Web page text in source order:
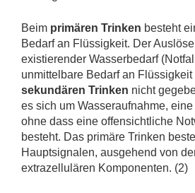
Beim primären Trinken besteht
Bedarf an Flüssigkeit. Der
existierender Wasserbedarf
unmittelbare Bedarf an Flüssigkeit
sekundären Trinken nicht
es sich um Wasseraufnahme,
ohne dass eine offensichtliche
besteht. Das primäre Trinken
Hauptsignalen, ausgehend von
extrazellulären Komponenten. (2)